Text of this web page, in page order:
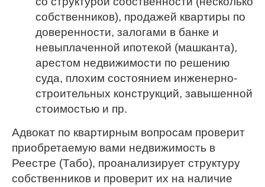
собственников), продажей квартиры по
доверенности, залогами в банке и
невыплаченной ипотекой (машканта),
арестом недвижимости по решению
суда, плохим состоянием инженерно-
строительных конструкций, завышенной
стоимостью и пр.
Адвокат по квартирным вопросам проверит
приобретаемую вами недвижимость в
Реестре (Табо), проанализирует структуру
собственников и проверит их на наличие